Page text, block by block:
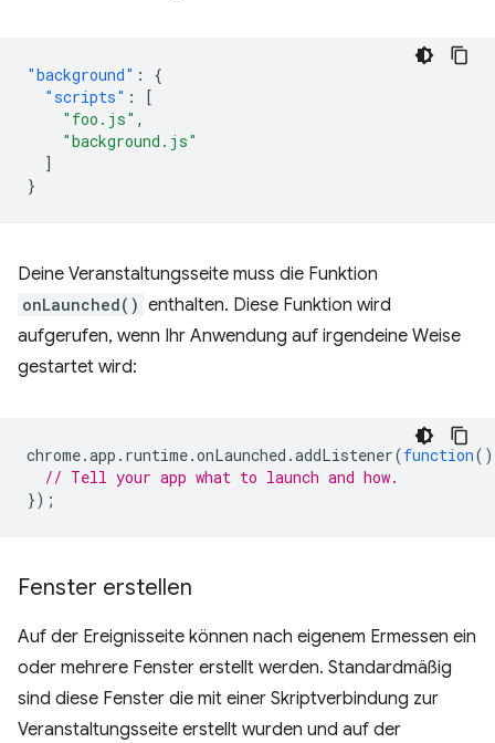
"background" :
{
"scripts" :
[
"foo.js" ,
"background.js"
]
}
Deine Veranstaltungsseite muss die Funktion
onLaunched() enthalten. Diese Funktion wird
aufgerufen, wenn Ihr Anwendung auf irgendeine Weise
gestartet wird:
chrome.app . runtime.onLaunched .addListener(function()
// Tell your app what to launch and how.
});
Fenster erstellen
Auf der Ereignisseite können nach eigenem Ermessen ein
oder mehrere Fenster erstellt werden. Standardmäßig
sind diese Fenster die mit einer Skriptverbindung zur
Veranstaltungsseite erstellt wurden und auf der